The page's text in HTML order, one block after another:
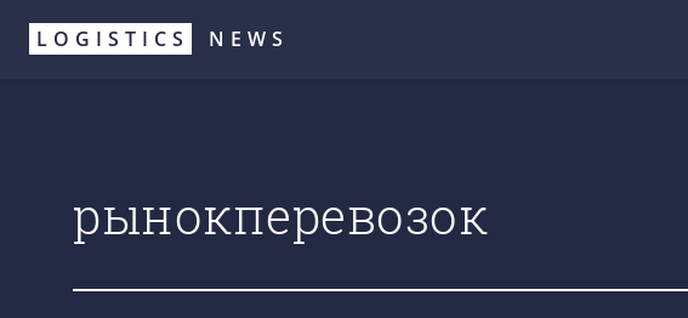
Перейти
LOGISTICS NEWS
рынокперевозок